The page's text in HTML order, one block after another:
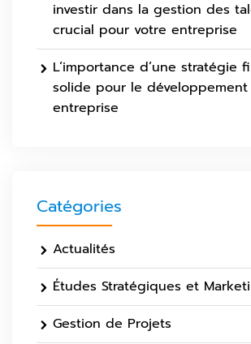
investir dans la gestion des
crucial pour votre entreprise
L’importance d’une stratégie
solide pour le
entreprise
Catégories
Actualités
Études Stratégiques et
Gestion de Projets